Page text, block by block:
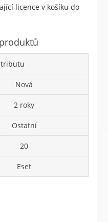
licence v košíku do
Nová
2 roky
Ostatní
20
Eset